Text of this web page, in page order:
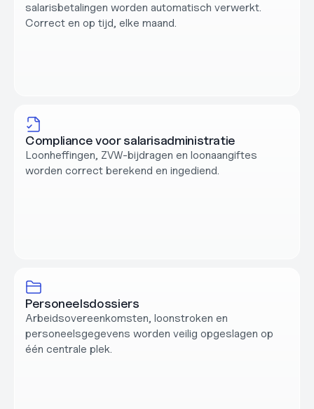
salarisbetalingen worden automatisch verwerkt.
Correct en op tijd, elke maand.
Compliance voor salarisadministratie
Loonheffingen, ZVW-bijdragen en loonaangiftes
worden correct berekend en ingediend.
Personeelsdossiers
Arbeidsovereenkomsten, loonstroken en
personeelsgegevens worden veilig opgeslagen op
één centrale plek.